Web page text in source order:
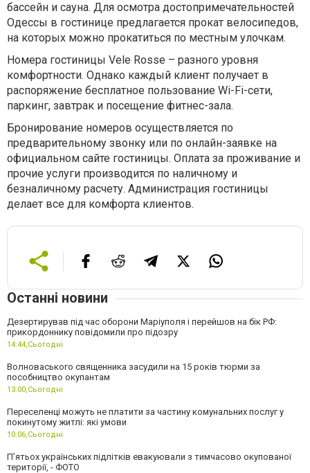
бассейн и сауна. Для осмотра достопримечательностей
Одессы в гостинице предлагается прокат велосипедов,
на которых можно прокатиться по местным улочкам.
Номера гостиницы Vele Rosse – разного уровня
комфортности. Однако каждый клиент получает в
распоряжение бесплатное пользование Wi-Fi-сети,
паркинг, завтрак и посещение фитнес-зала.
Бронирование номеров осуществляется по
предварительному звонку или по онлайн-заявке на
официальном сайте гостиницы. Оплата за проживание и
прочие услуги производится по наличному и
безналичному расчету. Администрация гостиницы
делает все для комфорта клиентов.
Останні новини
Дезертирував під час оборони Маріуполя і перейшов на бік РФ:
прикордоннику повідомили про підозру
14:44,Сьогодні
Волноваського священника засудили на 15 років тюрми за
пособництво окупантам
13:00,Сьогодні
Переселенці можуть не платити за частину комунальних послуг у
покинутому житлі: які умови
10:06,Сьогодні
П’ятьох українських підлітків евакуювали з тимчасово окупованої
території, - ФОТО